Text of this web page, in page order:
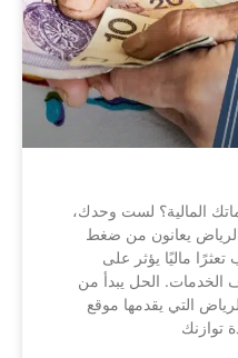
المالية؟ لست وحدك،
الرياض يعانون من ضغط
ماليًا يؤثر على
الخدمات. الحل يبدأ من
التي يقدمها موقع
توازنك